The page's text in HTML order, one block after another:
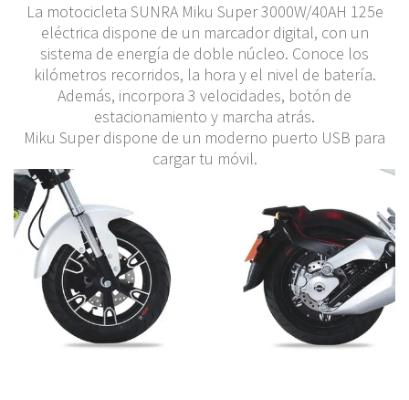
La motocicleta SUNRA Miku Super 3000W/40AH 125e
eléctrica dispone de un marcador digital, con un
sistema de energía de doble núcleo. Conoce los
kilómetros recorridos, la hora y el nivel de batería.
Además, incorpora 3 velocidades, botón de
estacionamiento y marcha atrás.
Miku Super dispone de un moderno puerto USB para
cargar tu móvil.